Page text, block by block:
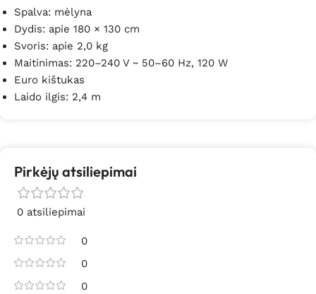
Spalva: mėlyna
Dydis: apie 180 × 130 cm
Svoris: apie 2,0 kg
Maitinimas: 220–240 V ~ 50–60 Hz, 120 W
Euro kištukas
Laido ilgis: 2,4 m
Pirkėjų atsiliepimai
0 atsiliepimai
0
0
0